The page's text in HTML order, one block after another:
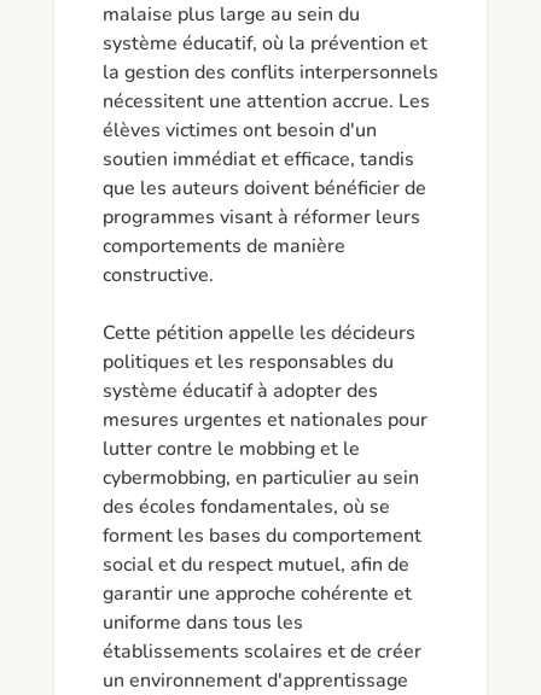
malaise plus large au sein du
système éducatif, où la prévention et
la gestion des conflits interpersonnels
nécessitent une attention accrue. Les
élèves victimes ont besoin d'un
soutien immédiat et efficace, tandis
que les auteurs doivent bénéficier de
programmes visant à réformer leurs
comportements de manière
constructive.
Cette pétition appelle les décideurs
politiques et les responsables du
système éducatif à adopter des
mesures urgentes et nationales pour
lutter contre le mobbing et le
cybermobbing, en particulier au sein
des écoles fondamentales, où se
forment les bases du comportement
social et du respect mutuel, afin de
garantir une approche cohérente et
uniforme dans tous les
établissements scolaires et de créer
un environnement d'apprentissage